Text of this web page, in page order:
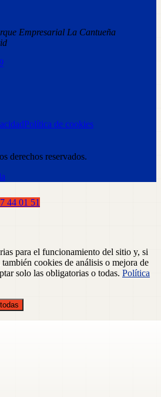
Empresarial La Cantueña
Política de cookies
derechos reservados.
44 01 51
para el funcionamiento del sitio y, si
cookies de análisis o mejora de
solo las obligatorias o todas. Política